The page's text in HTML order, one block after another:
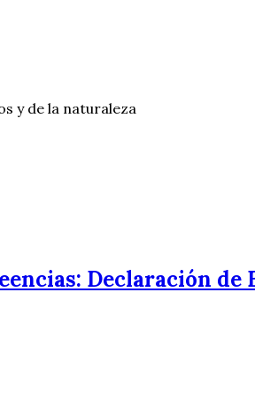
y de la naturaleza
Declaración de